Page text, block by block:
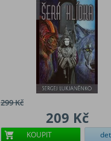
299 Kč
209 Kč
KOUPIT